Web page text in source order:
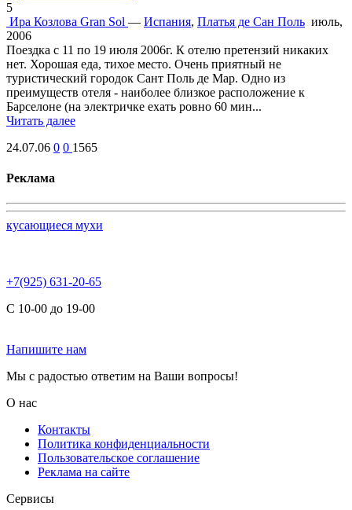
5
Ира Козлова Gran Sol — Испания, Платья де Сан Поль июль,
2006
Поездка с 11 по 19 июля 2006г. К отелю претензий никаких
нет. Хорошая еда, тихое место. Очень приятный не
туристический городок Сант Поль де Мар. Одно из
преимуществ отеля - наиболее близкое расположение к
Барселоне (на электричке ехать ровно 60 мин...
Читать далее
24.07.06 0 0 1565
Реклама
кусающиеся мухи
+7(925) 631-20-65
С 10-00 до 19-00
Напишите нам
Мы с радостью ответим на Ваши вопросы!
О нас
Контакты
Политика конфиденциальности
Пользовательское соглашение
Реклама на сайте
Сервисы